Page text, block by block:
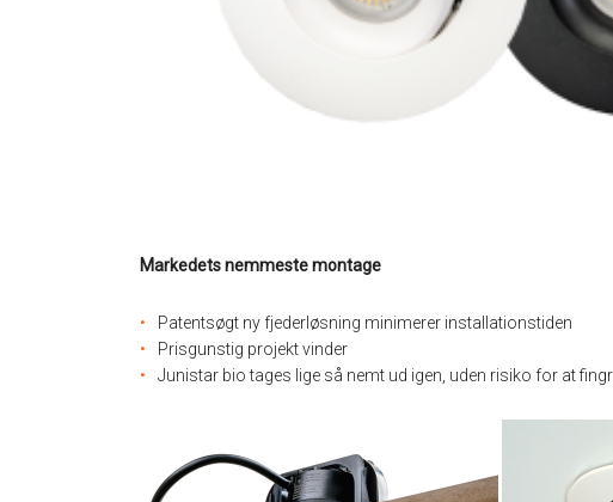
Markedets nemmeste montage
Patentsøgt ny fjederløsning minimerer installationstiden
Prisgunstig projekt vinder
Junistar bio tages lige så nemt ud igen, uden risiko for at